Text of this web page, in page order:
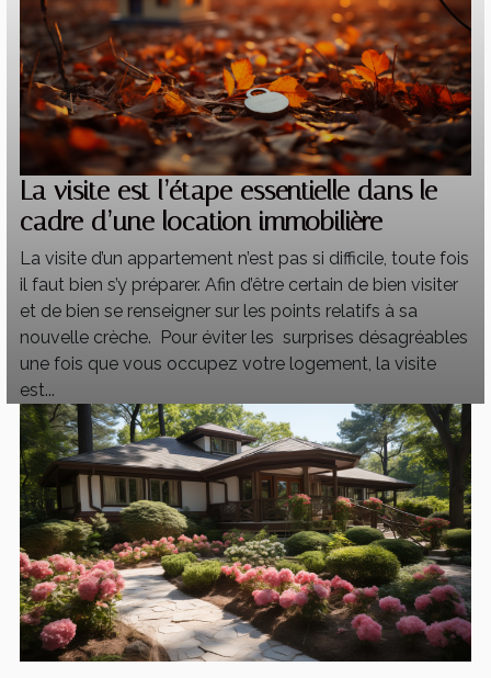
La visite est l’étape essentielle dans le
cadre d’une location immobilière
La visite d’un appartement n’est pas si difficile, toute fois
il faut bien s’y préparer. Afin d’être certain de bien visiter
et de bien se renseigner sur les points relatifs à sa
nouvelle crèche. Pour éviter les surprises désagréables
une fois que vous occupez votre logement, la visite
est...